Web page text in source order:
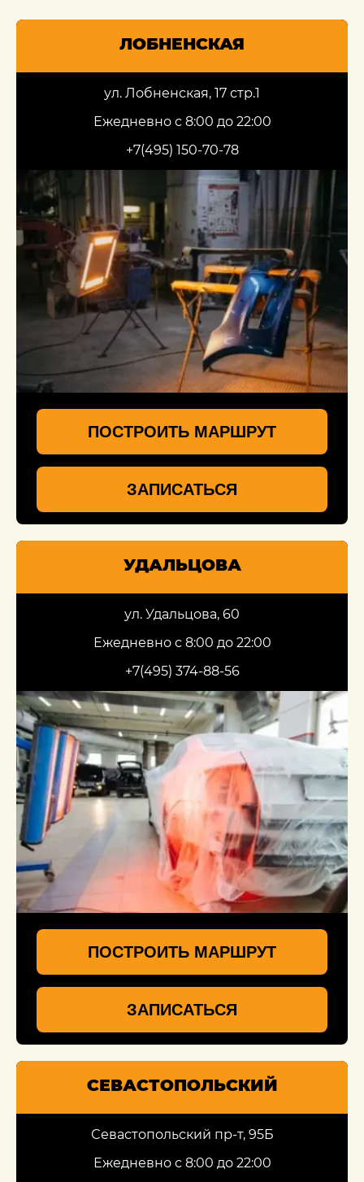
ЛОБНЕНСКАЯ
ул. Лобненская, 17 стр.1
Ежедневно с 8:00 до 22:00
+7(495) 150-70-78
ПОСТРОИТЬ МАРШРУТ
ЗАПИСАТЬСЯ
УДАЛЬЦОВА
ул. Удальцова, 60
Ежедневно с 8:00 до 22:00
+7(495) 374-88-56
ПОСТРОИТЬ МАРШРУТ
ЗАПИСАТЬСЯ
СЕВАСТОПОЛЬСКИЙ
Севастопольский пр-т, 95Б
Ежедневно с 8:00 до 22:00